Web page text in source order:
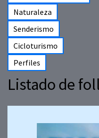
Naturaleza
Senderismo
Cicloturismo
Perfiles
Listado de